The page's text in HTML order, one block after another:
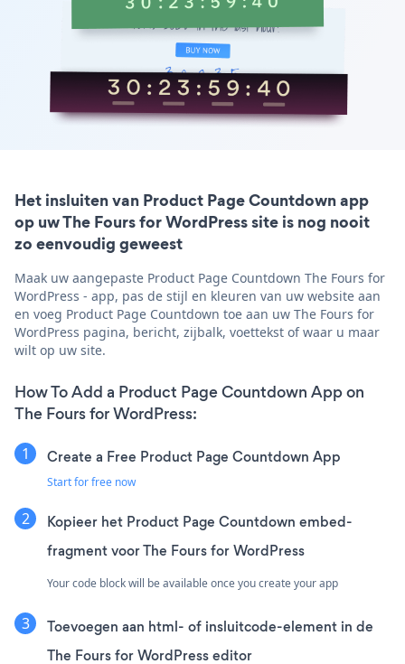
Het insluiten van Product Page Countdown app
op uw The Fours for WordPress site is nog nooit
zo eenvoudig geweest
Maak uw aangepaste Product Page Countdown The Fours for
WordPress - app, pas de stijl en kleuren van uw website aan
en voeg Product Page Countdown toe aan uw The Fours for
WordPress pagina, bericht, zijbalk, voettekst of waar u maar
wilt op uw site.
How To Add a Product Page Countdown App on
The Fours for WordPress:
Create a Free Product Page Countdown App
Start for free now
Kopieer het Product Page Countdown embed-
fragment voor The Fours for WordPress
Your code block will be available once you create your app
Toevoegen aan html- of insluitcode-element in de
The Fours for WordPress editor